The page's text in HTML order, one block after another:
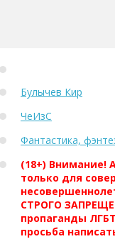
Булычев Кир
ЧеИзС
Фантастика,
(18+) Внимание!
только для
СТРОГО
пропаганды
просьба